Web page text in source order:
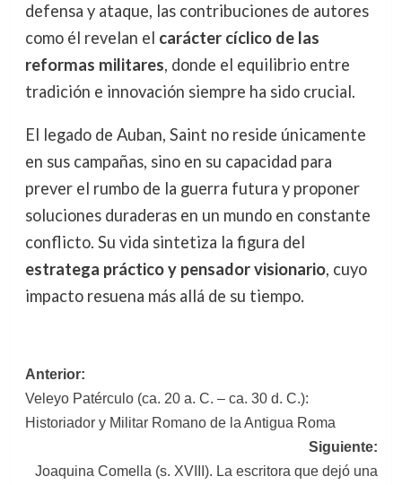
defensa y ataque, las contribuciones de autores
como él revelan el carácter cíclico de las
reformas militares, donde el equilibrio entre
tradición e innovación siempre ha sido crucial.
El legado de Auban, Saint no reside únicamente
en sus campañas, sino en su capacidad para
prever el rumbo de la guerra futura y proponer
soluciones duraderas en un mundo en constante
conflicto. Su vida sintetiza la figura del
estratega práctico y pensador visionario, cuyo
impacto resuena más allá de su tiempo.
Navegación
de
entradas
Anterior:
Veleyo Patérculo (ca. 20 a. C. – ca. 30 d. C.):
Historiador y Militar Romano de la Antigua Roma
Siguiente:
Joaquina Comella (s. XVIII). La escritora que dejó una